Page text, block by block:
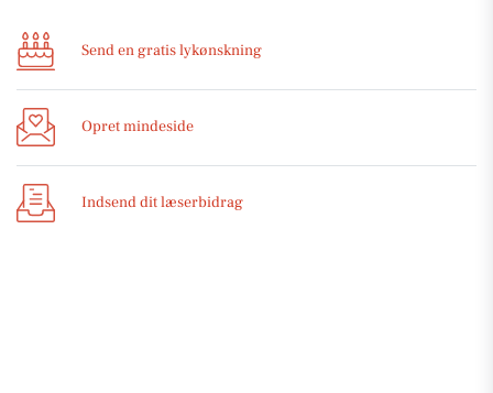
Send en gratis lykønskning
Opret mindeside
Indsend dit læserbidrag